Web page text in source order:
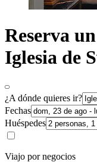
Reserva
Iglesia de
¿A dónde quieres ir?
Fechas
Huéspedes
Viajo por negocios